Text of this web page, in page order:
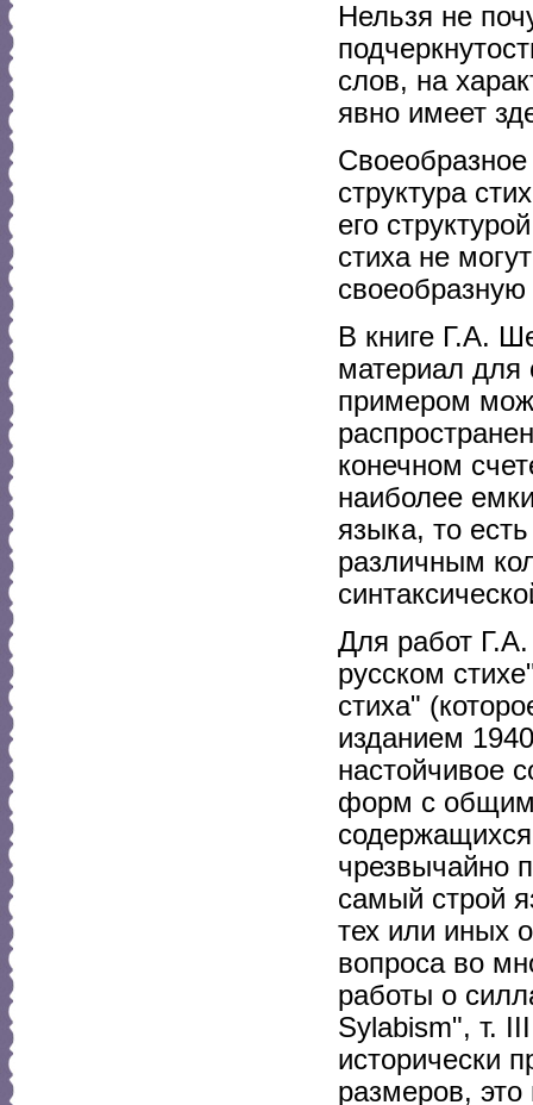
Нельзя не
слов, на
явно имеет
структура
его
стиха не
В книге Г.А.
материал для
примером
конечном
наиболее
языка, то
различным
Для работ
русском
стиха"
изданием
настойчивое
форм с
содержащихся
чрезвычайно
самый строй
тех или иных
вопроса во
работы о
Sylabism", т.
исторически
размеров, это